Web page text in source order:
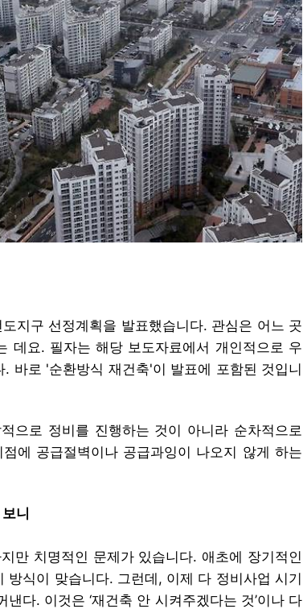
지구 선정계획을 발표했습니다. 관심은 어느 곳
데요. 필자는 해당 보도자료에서 개인적으로 우
바로 '순환방식 재건축'이 발표에 포함된 것입니
으로 정비를 진행하는 것이 아니라 순차적으로
에 공급절벽이나 공급과잉이 나오지 않게 하는
니
만 치명적인 문제가 있습니다. ​애초에 장기적인
식이 맞습니다. 그런데, 이제 다 정비사업 시기
다. 이것은 ‘재건축 안 시켜주겠다는 것’이나 다